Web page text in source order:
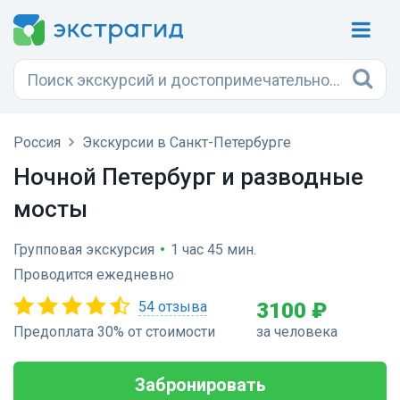
Россия Экскурсии в Санкт-Петербурге
Ночной Петербург и разводные
мосты
Групповая экскурсия • 1 час 45 мин.
Проводится ежедневно
54 отзыва
Предоплата 30% от стоимости
3100 ₽
за человека
Забронировать